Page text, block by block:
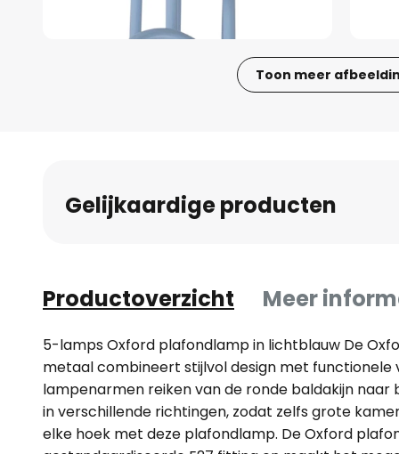
Toon meer
Gelijkaardige producten
Productoverzicht Meer
5-lamps Oxford plafondlamp in lichtblauw De
metaal combineert stijlvol design met functionele
lampenarmen reiken van de ronde baldakijn naar
in verschillende richtingen, zodat zelfs grote
elke hoek met deze plafondlamp. De Oxford